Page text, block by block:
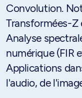
Convolution.
Transformées-Z
Analyse
numérique (FIR
Applications
l'audio, de